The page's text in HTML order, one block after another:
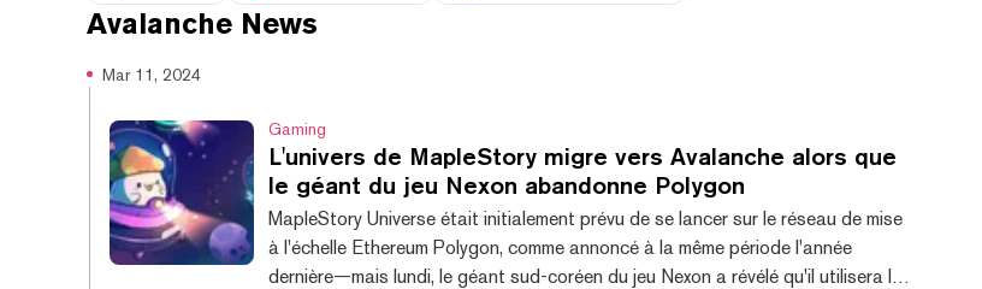
Avalanche News
Mar 11, 2024
Gaming
L'univers de MapleStory migre vers Avalanche alors que
le géant du jeu Nexon abandonne Polygon
MapleStory Universe était initialement prévu de se lancer sur le réseau de mise
à l'échelle Ethereum Polygon, comme annoncé à la même période l'année
dernière—mais lundi, le géant sud-coréen du jeu Nexon a révélé qu'il utilisera la